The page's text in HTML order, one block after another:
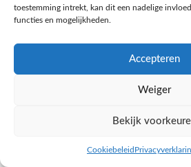
toestemming intrekt, kan dit een nadelige
functies en mogelijkheden.
Accepteren
Weiger
Bekijk
Cookiebeleid